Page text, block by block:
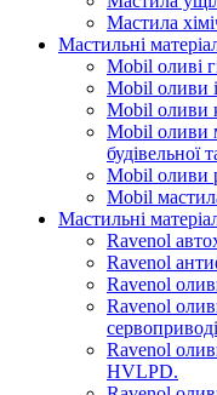
Мастила
Мастильні
Mobil оливі
Mobil оливи
Mobil оливи
Mobil оливи
будівельної
Mobil оливи
Mobil
Мастильні
Ravenol
Ravenol
Ravenol
Ravenol
Ravenol
HVLPD.